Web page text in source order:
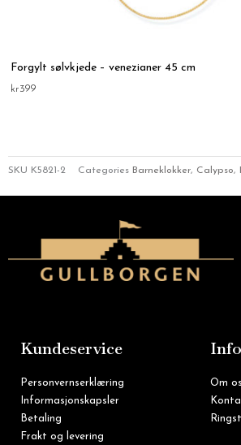
Forgylt sølvkjede – venezianer 45 cm
kr399
SKU K5821-2 Categories Barneklokker, Calypso,
Kundeservice
Personvernserklæring
Informasjonskapsler
Betaling
Frakt og levering
Info
Om